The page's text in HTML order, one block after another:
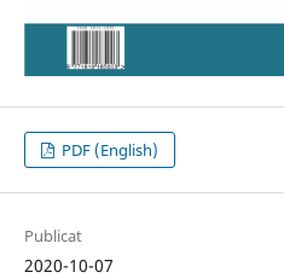
PDF (English)
Publicat
2020-10-07